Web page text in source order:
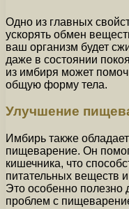
Одно из главных
ускорять обмен
ваш организм будет
даже в состоянии
из имбиря может
общую форму тела.
Улучшение
Имбирь также
пищеварение. Он
кишечника, что
питательных веществ
Это особенно
проблем с